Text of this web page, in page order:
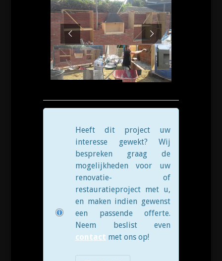
Heeft dit project uw
interesse gewekt? Wij
bespreken graag de
mogelijkheden voor uw
renovatie- of
restauratieproject met u,
en maken indien gewenst
een passende offerte.
Neem beslist even
contact met ons op!